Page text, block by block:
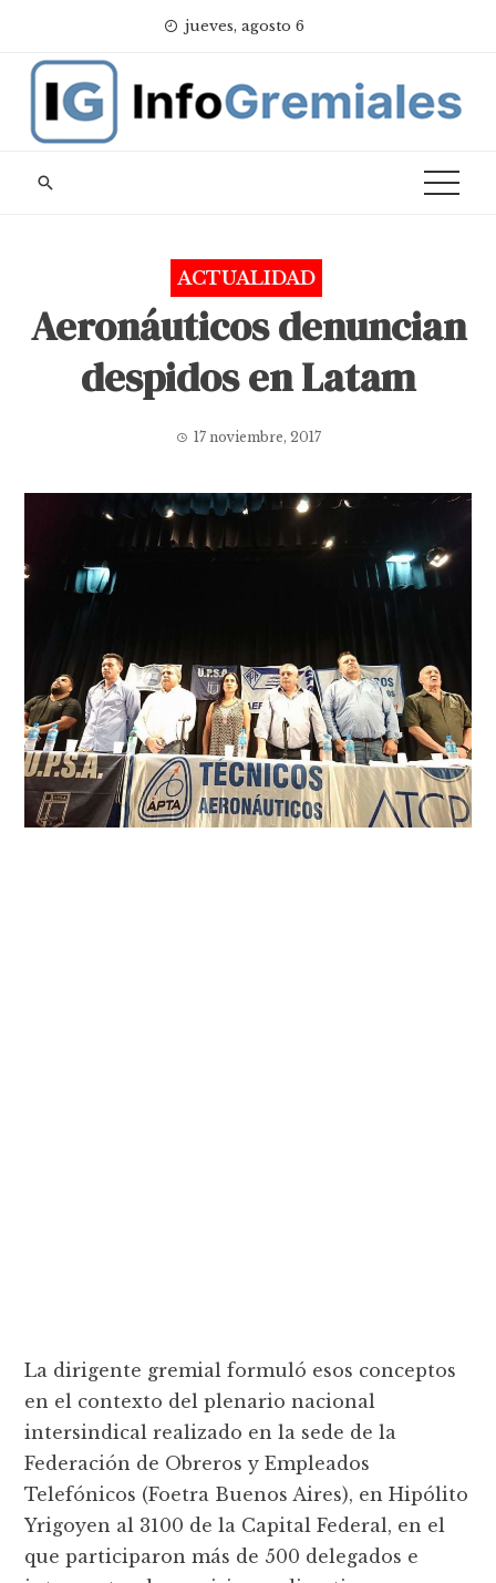
content
jueves, agosto 6
ACTUALIDAD
Aeronáuticos denuncian
despidos en Latam
17 noviembre, 2017
La dirigente gremial formuló esos conceptos
en el contexto del plenario nacional
intersindical realizado en la sede de la
Federación de Obreros y Empleados
Telefónicos (Foetra Buenos Aires), en Hipólito
Yrigoyen al 3100 de la Capital Federal, en el
que participaron más de 500 delegados e